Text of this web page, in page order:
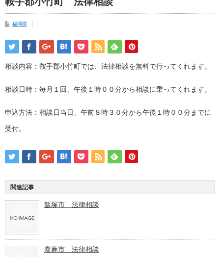
福岡県
相談内容：鞍手郡小竹町では、法律相談を無料で行ってくれます。
相談日時：毎月１回、午後１時００分から相談に乗ってくれます。
申込方法：相談日当日、午前８時３０分から午後１時００分までに
受付。
関連記事
飯塚市 法律相談
嘉麻市 法律相談